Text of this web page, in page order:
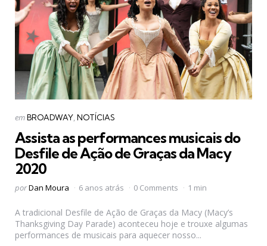
Categorias
Postado
emBROADWAY NOTÍCIAS
Assista as performances musicais do
Desfile de Ação de Graças da Macy
2020
Postado
porDan Moura 6 anos atrás 0 Comments 1 min
A tradicional Desfile de Ação de Graças da Macy (Macy’s
Thanksgiving Day Parade) aconteceu hoje e trouxe algumas
performances de musicais para aquecer nosso...